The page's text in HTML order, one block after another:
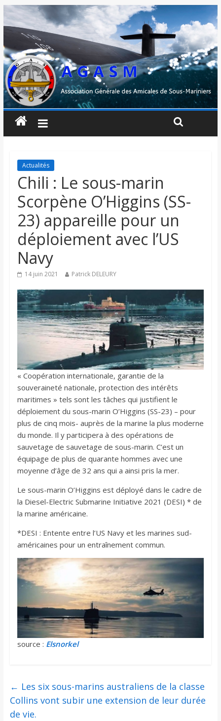
Actualités
Chili : Le sous-marin
Scorpène O’Higgins (SS-
23) appareille pour un
déploiement avec l’US
Navy
14 juin 2021 Patrick DELEURY
« Coopération internationale, garantie de la
souveraineté nationale, protection des intérêts
maritimes » tels sont les tâches qui justifient le
déploiement du sous-marin O’Higgins (SS-23) – pour
plus de cinq mois- auprès de la marine la plus moderne
du monde. Il y participera à des opérations de
sauvetage de sauvetage de sous-marin. C’est un
équipage de plus de quarante hommes avec une
moyenne d’âge de 32 ans qui a ainsi pris la mer.
Le sous-marin O’Higgins est déployé dans le cadre de
la Diesel-Electric Submarine Initiative 2021 (DESI) * de
la marine américaine.
*DESI : Entente entre l’US Navy et les marines sud-
américaines pour un entraînement commun.
source : Elsnorkel
← Les six sous-marins australiens de la classe
Collins vont subir une extension de leur durée
de vie.